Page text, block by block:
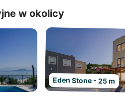
w okolicy
Eden Stone - 25 m